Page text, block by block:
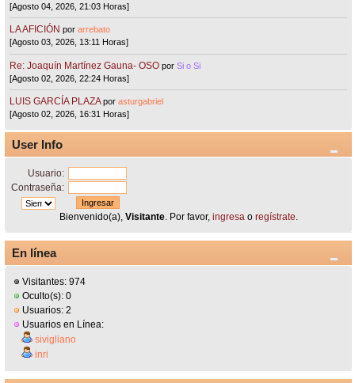
[Agosto 04, 2026, 21:03 Horas]
LA AFICIÓN porarrebato
[Agosto 03, 2026, 13:11 Horas]
Re: Joaquín Martínez Gauna- OSO porSi o Si
[Agosto 02, 2026, 22:24 Horas]
LUIS GARCÍA PLAZA porasturgabriel
[Agosto 02, 2026, 16:31 Horas]
User Info
Usuario:
Contraseña:
Bienvenido(a), Visitante. Por favor, ingresao regístrate.
En línea
Visitantes: 974
Oculto(s): 0
Usuarios: 2
Usuarios en Línea:
sivigliano
inri